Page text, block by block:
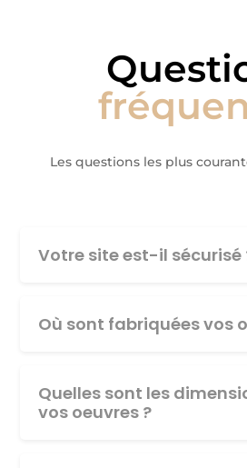
Les questions les plus
Votre site est-il sécurisé
Où sont fabriquées vos
Quelles sont les
vos oeuvres ?